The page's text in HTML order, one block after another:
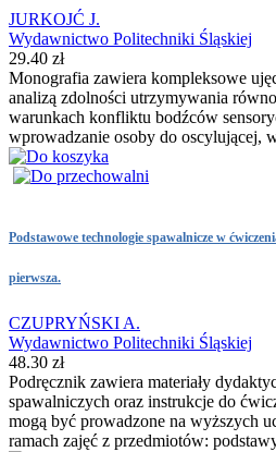
JURKOJĆ J.
Wydawnictwo Politechniki Śląskiej
29.40 zł
Monografia zawiera kompleksowe
analizą zdolności utrzymywania
warunkach konfliktu bodźców
wprowadzanie osoby do oscylującej,
Podstawowe technologie spawalnicze w
pierwsza.
CZUPRYŃSKI A.
Wydawnictwo Politechniki Śląskiej
48.30 zł
Podręcznik zawiera materiały
spawalniczych oraz instrukcje do
mogą być prowadzone na wyższych
ramach zajęć z przedmiotów: